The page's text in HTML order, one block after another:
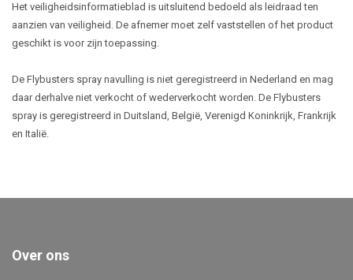
Het veiligheidsinformatieblad is uitsluitend bedoeld als leidraad ten
aanzien van veiligheid. De afnemer moet zelf vaststellen of het product
geschikt is voor zijn toepassing.
De Flybusters spray navulling is niet geregistreerd in Nederland en mag
daar derhalve niet verkocht of wederverkocht worden. De Flybusters
spray is geregistreerd in Duitsland, België, Verenigd Koninkrijk, Frankrijk
en Italië.
Over ons